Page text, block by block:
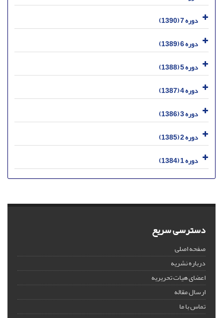
دوره 7 (1390)
دوره 6 (1389)
دوره 5 (1388)
دوره 4 (1387)
دوره 3 (1386)
دوره 2 (1385)
دوره 1 (1384)
دسترسی سریع
صفحه اصلی
درباره نشریه
اعضای هیات تحریریه
ارسال مقاله
تماس با ما